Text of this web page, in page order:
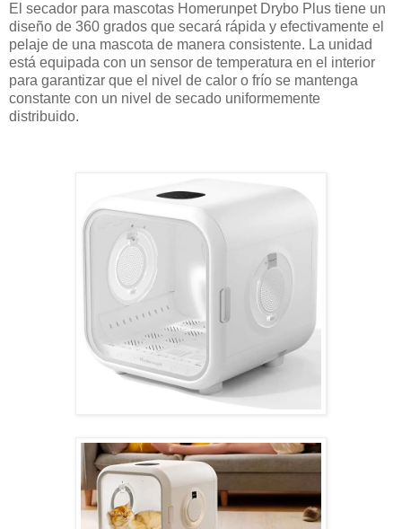
El secador para mascotas Homerunpet Drybo Plus tiene un
diseño de 360 ​​grados que secará rápida y efectivamente el
pelaje de una mascota de manera consistente. La unidad
está equipada con un sensor de temperatura en el interior
para garantizar que el nivel de calor o frío se mantenga
constante con un nivel de secado uniformemente
distribuido.